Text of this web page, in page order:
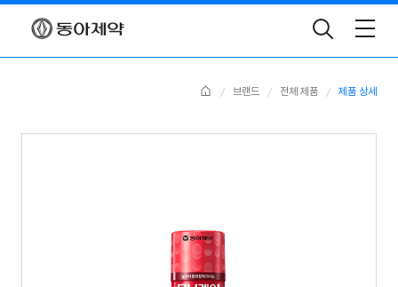
Toggle
Search
Home 브랜드 전체 제품 제품 상세